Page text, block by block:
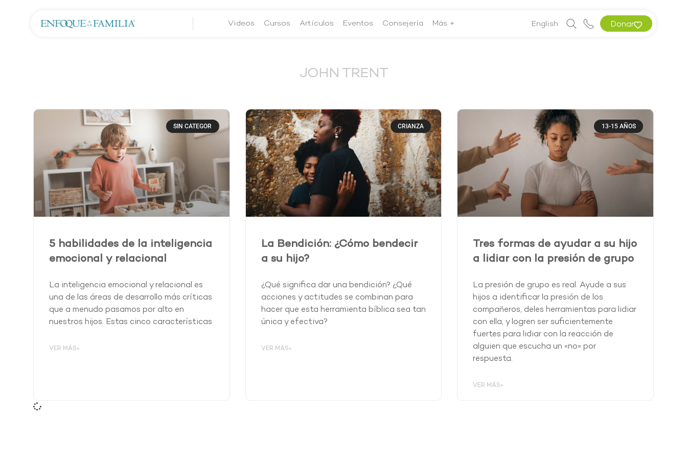
Videos Cursos Artículos Eventos Consejería Más + English Donar
JOHN TRENT
SIN CATEGOR
5 habilidades de la inteligencia
emocional y relacional
La inteligencia emocional y relacional es
una de las áreas de desarrollo más críticas
que a menudo pasamos por alto en
nuestros hijos. Estas cinco características
VER MÁS»
CRIANZA
La Bendición: ¿Cómo bendecir
a su hijo?
¿Qué significa dar una bendición? ¿Qué
acciones y actitudes se combinan para
hacer que esta herramienta bíblica sea tan
única y efectiva?
VER MÁS»
13-15 AÑOS
Tres formas de ayudar a su hijo
a lidiar con la presión de grupo
La presión de grupo es real. Ayude a sus
hijos a identificar la presión de los
compañeros, deles herramientas para lidiar
con ella, y logren ser suficientemente
fuertes para lidiar con la reacción de
alguien que escucha un «no» por
respuesta.
VER MÁS»